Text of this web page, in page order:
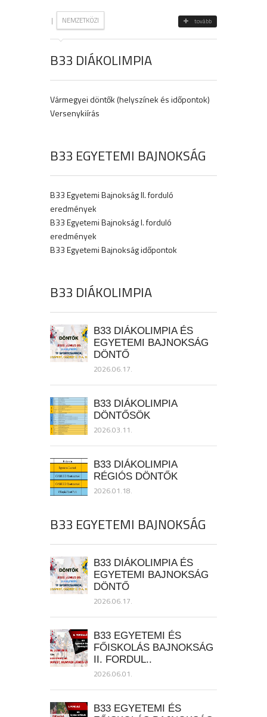
| NEMZETKÖZI tovább
B33 DIÁKOLIMPIA
Vármegyei döntők (helyszínek és időpontok)
Versenykiírás
B33 EGYETEMI BAJNOKSÁG
B33 Egyetemi Bajnokság II. forduló
eredmények
B33 Egyetemi Bajnokság I. forduló
eredmények
B33 Egyetemi Bajnokság időpontok
B33 DIÁKOLIMPIA
B33 DIÁKOLIMPIA ÉS
EGYETEMI BAJNOKSÁG
DÖNTŐ
2026.06.17.
B33 DIÁKOLIMPIA
DÖNTŐSÖK
2026.03.11.
B33 DIÁKOLIMPIA
RÉGIÓS DÖNTŐK
2026.01.18.
B33 EGYETEMI BAJNOKSÁG
B33 DIÁKOLIMPIA ÉS
EGYETEMI BAJNOKSÁG
DÖNTŐ
2026.06.17.
B33 EGYETEMI ÉS
FŐISKOLÁS BAJNOKSÁG
II. FORDUL..
2026.06.01.
B33 EGYETEMI ÉS